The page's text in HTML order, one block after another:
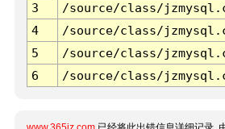
3 /source/class/
4
/source/class/
5
/source/class/
6
/source/class/